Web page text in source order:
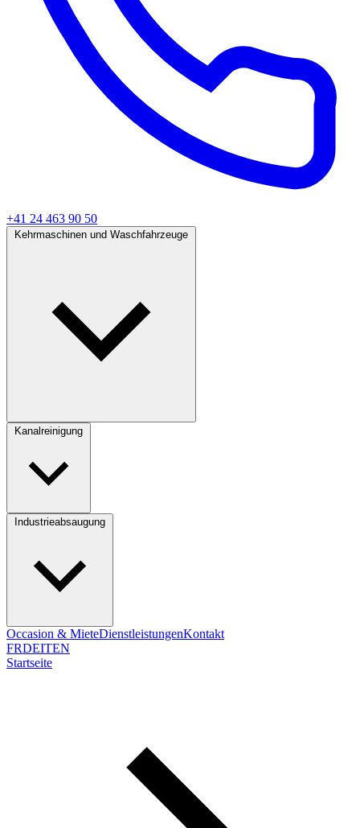
+41 24 463 90 50
Occasion & MieteDienstleistungenKontakt
FRDEITEN
Startseite